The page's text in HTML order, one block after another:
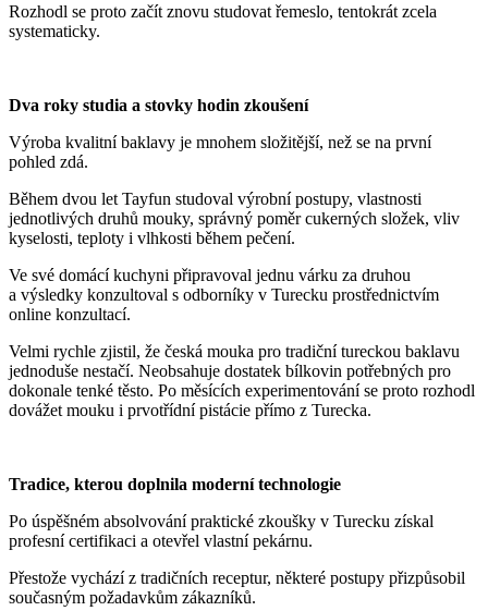
Rozhodl se proto začít znovu studovat řemeslo, tentokrát zcela
systematicky.
Dva roky studia a stovky hodin zkoušení
Výroba kvalitní baklavy je mnohem složitější, než se na první
pohled zdá.
Během dvou let Tayfun studoval výrobní postupy, vlastnosti
jednotlivých druhů mouky, správný poměr cukerných složek, vliv
kyselosti, teploty i vlhkosti během pečení.
Ve své domácí kuchyni připravoval jednu várku za druhou
a výsledky konzultoval s odborníky v Turecku prostřednictvím
online konzultací.
Velmi rychle zjistil, že česká mouka pro tradiční tureckou baklavu
jednoduše nestačí. Neobsahuje dostatek bílkovin potřebných pro
dokonale tenké těsto. Po měsících experimentování se proto rozhodl
dovážet mouku i prvotřídní pistácie přímo z Turecka.
Tradice, kterou doplnila moderní technologie
Po úspěšném absolvování praktické zkoušky v Turecku získal
profesní certifikaci a otevřel vlastní pekárnu.
Přestože vychází z tradičních receptur, některé postupy přizpůsobil
současným požadavkům zákazníků.